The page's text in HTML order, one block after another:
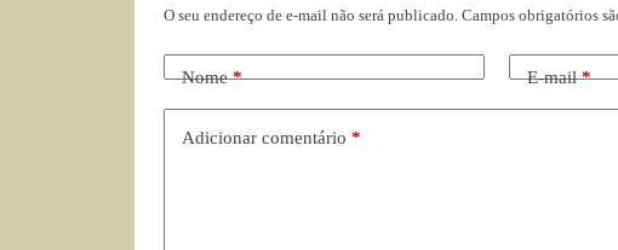
O seu endereço de e-mail não será publicado. Campos obrigatórios
Nome* E-mail*
Adicionar comentário *